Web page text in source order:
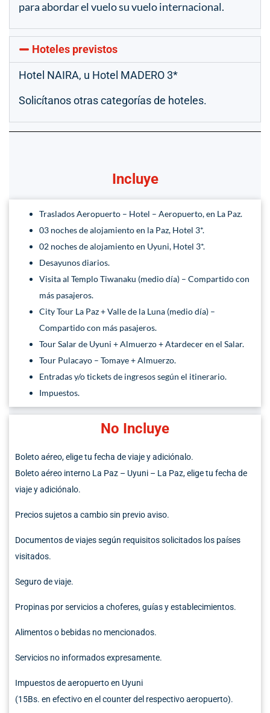
para abordar el vuelo su vuelo internacional.
Hoteles previstos
Hotel NAIRA, u Hotel MADERO 3*
Solicítanos otras categorías de hoteles.
Incluye
Traslados Aeropuerto – Hotel – Aeropuerto, en La Paz.
03 noches de alojamiento en la Paz, Hotel 3*.
02 noches de alojamiento en Uyuni, Hotel 3*.
Desayunos diarios.
Visita al Templo Tiwanaku (medio día) – Compartido con
más pasajeros.
City Tour La Paz + Valle de la Luna (medio día) –
Compartido con más pasajeros.
Tour Salar de Uyuni + Almuerzo + Atardecer en el Salar.
Tour Pulacayo – Tomaye + Almuerzo.
Entradas y/o tickets de ingresos según el itinerario.
Impuestos.
No Incluye
Boleto aéreo,elige tu fecha de viaje y adiciónalo.
Boleto aéreo interno La Paz – Uyuni – La Paz,elige tu fecha de
viaje y adiciónalo.
Precios sujetos a cambio sin previo aviso.
Documentos de viajes según requisitos solicitados los países
visitados.
Seguro de viaje.
Propinas por servicios a choferes, guías y establecimientos.
Alimentos o bebidas no mencionados.
Servicios no informados expresamente.
Impuestos de aeropuerto en Uyuni
(15Bs. en efectivo en el counter del respectivo aeropuerto).